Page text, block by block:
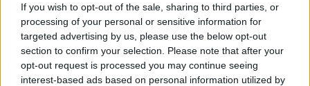
If you wish to opt-out of the sale, sharing to third parties, or
processing of your personal or sensitive information for
targeted advertising by us, please use the below opt-out
section to confirm your selection. Please note that after your
opt-out request is processed you may continue seeing
interest-based ads based on personal information utilized by